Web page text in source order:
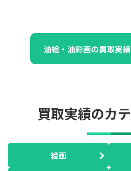
油絵・油彩画の買取実
買取実績のカ
絵画